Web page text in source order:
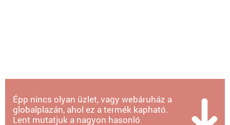
Épp nincs olyan üzlet, vagy webáruház a
globalplazán, ahol ez a termék kapható.
Lent mutatjuk a nagyon hasonló